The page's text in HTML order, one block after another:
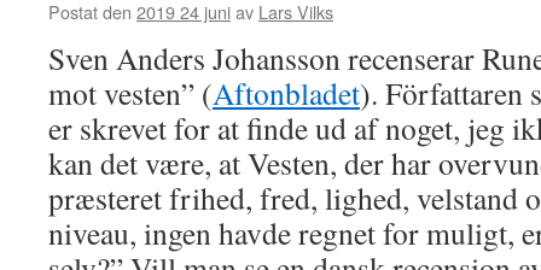
Postat den 2019 24 juniav Lars Vilks
Sven Anders Johansson recenserar
mot vesten” (Aftonbladet). Författaren
er skrevet for at finde ud af noget, jeg
kan det være, at Vesten, der har
præsteret frihed, fred, lighed, velstand
niveau, ingen havde regnet for muligt,